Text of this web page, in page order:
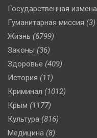
Государственная измена
Гуманитарная миссия (3)
Жизнь (6799)
Законы (36)
Здоровье (409)
История (11)
Криминал (1012)
Крым (1177)
Культура (816)
Медицина (8)